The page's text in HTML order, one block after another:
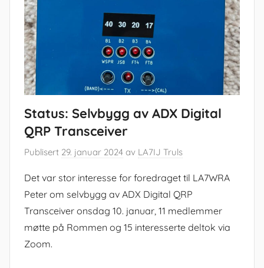
Status: Selvbygg av ADX Digital
QRP Transceiver
Publisert 29. januar 2024 av LA7IJ Truls
Det var stor interesse for foredraget til LA7WRA
Peter om selvbygg av ADX Digital QRP
Transceiver onsdag 10. januar, 11 medlemmer
møtte på Rommen og 15 interesserte deltok via
Zoom.